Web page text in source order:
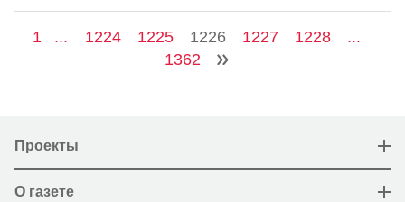
1 ... 1224 1225 1226 1227 1228
...
1362
Проекты
О газете